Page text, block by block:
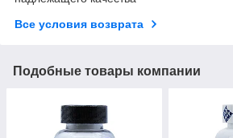
Все условия возврата
Подобные товары компании